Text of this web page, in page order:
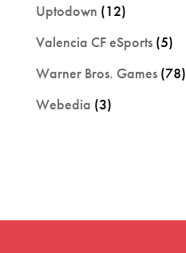
Uptodown (12)
Valencia CF eSports(5)
Warner Bros. Games(78)
Webedia (3)